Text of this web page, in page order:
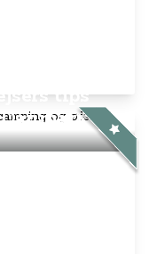
tips